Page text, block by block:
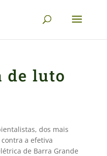
de luto
dos mais
a efetiva
de Barra Grande